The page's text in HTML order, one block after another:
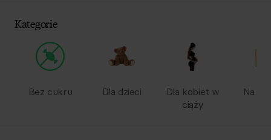
Kategorie
Bez cukru Dla dzieci
Dla kobiet w
ciąży
Na